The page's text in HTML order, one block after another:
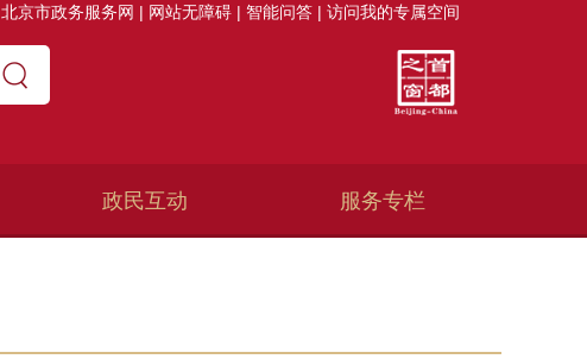
北京市政务服务网 | 网站无障碍 | 智能问答 | 访问我的专属空间
政民互动 服务专栏